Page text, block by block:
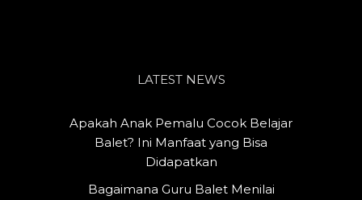
LATEST NEWS
Apakah Anak Pemalu Cocok Belajar
Balet? Ini Manfaat yang Bisa
Didapatkan
Bagaimana Guru Balet Menilai